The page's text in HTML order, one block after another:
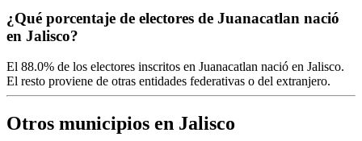
¿Qué porcentaje de electores de Juanacatlan nació
en Jalisco?
El 88.0% de los electores inscritos en Juanacatlan nació en Jalisco.
El resto proviene de otras entidades federativas o del extranjero.
Otros municipios en Jalisco